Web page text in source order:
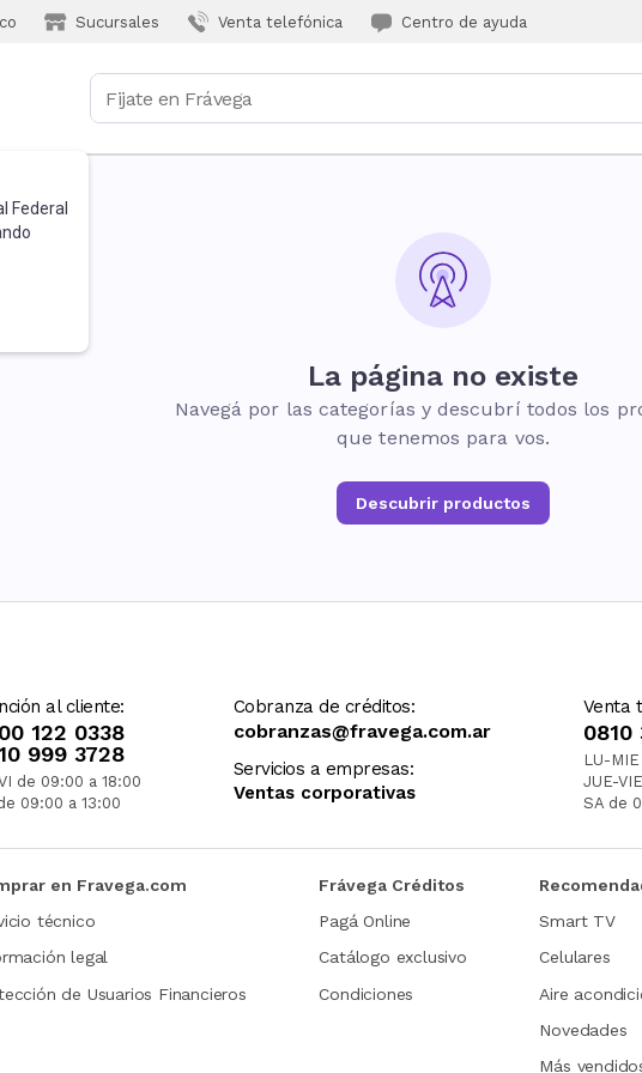
Sucursales Venta telefónica Centro de ayuda
Federal
La página no existe
Navegá por las categorías y descubrí todos los
que tenemos para vos.
Descubrir productos
al cliente:
122 0338
999 3728
de 09:00 a 18:00
09:00 a 13:00
Cobranza de créditos:
cobranzas@fravega.com.ar
Servicios a empresas:
Ventas corporativas
Venta
0810
LU-
JUE-
SA de
en Fravega.com
técnico
legal
de Usuarios Financieros
Frávega Créditos
Pagá Online
Catálogo exclusivo
Condiciones
Smart TV
Celulares
Aire
Novedades
Más